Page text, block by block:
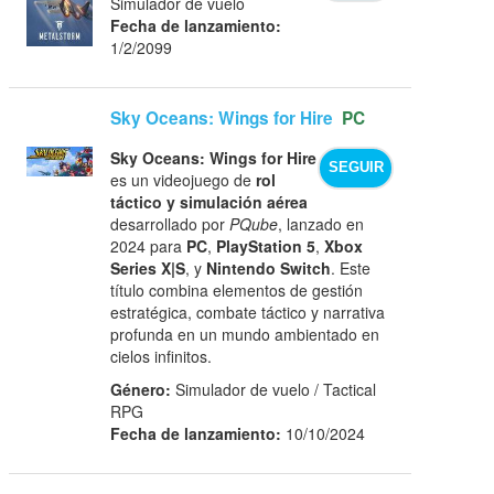
Fecha de lanzamiento:
1/2/2099
Sky Oceans: Wings for Hire PC
SEGUIR
Sky Oceans: Wings for Hire
es un videojuego derol
táctico y simulación aérea
desarrollado porPQube, lanzado en
2024 para PC, PlayStation 5,Xbox
Series X|S, y Nintendo Switch. Este
título combina elementos de gestión
estratégica, combate táctico y narrativa
profunda en un mundo ambientado en
cielos infinitos.
Género: Simulador de vuelo / Tactical
RPG
Fecha de lanzamiento: 10/10/2024